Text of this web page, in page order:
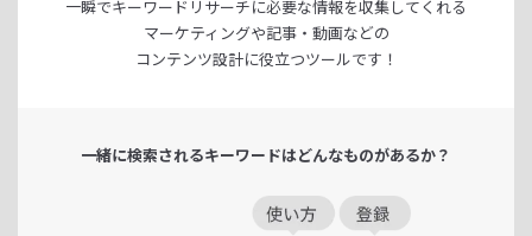
一瞬でキーワードリサーチに必要な情報を収集してくれる
マーケティングや記事・動画などの
コンテンツ設計に役立つツールです！
一緒に検索されるキーワードはどんなものがあるか？